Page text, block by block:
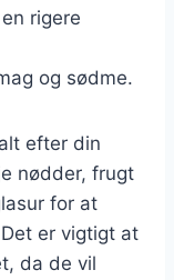
rigere
og sødme.
efter din
nødder, frugt
for at
er vigtigt at
da de vil